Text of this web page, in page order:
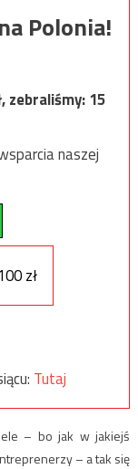
Polonia!
zebraliśmy:15
naszej
zł
Tutaj
– bo jak w jakiejś
– a tak się